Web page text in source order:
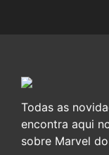
Todas as
encontra aqui
sobre Marvel